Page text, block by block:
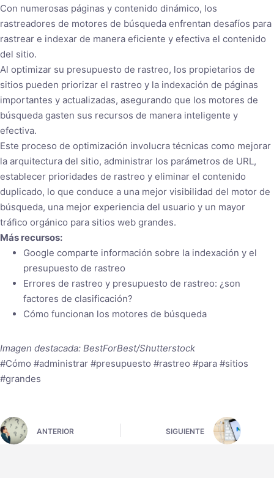
Con numerosas páginas y contenido dinámico, los
rastreadores de motores de búsqueda enfrentan desafíos para
rastrear e indexar de manera eficiente y efectiva el contenido
del sitio.
Al optimizar su presupuesto de rastreo, los propietarios de
sitios pueden priorizar el rastreo y la indexación de páginas
importantes y actualizadas, asegurando que los motores de
búsqueda gasten sus recursos de manera inteligente y
efectiva.
Este proceso de optimización involucra técnicas como mejorar
la arquitectura del sitio, administrar los parámetros de URL,
establecer prioridades de rastreo y eliminar el contenido
duplicado, lo que conduce a una mejor visibilidad del motor de
búsqueda, una mejor experiencia del usuario y un mayor
tráfico orgánico para sitios web grandes.
Más recursos:
Google comparte información sobre la indexación y el
presupuesto de rastreo
Errores de rastreo y presupuesto de rastreo: ¿son
factores de clasificación?
Cómo funcionan los motores de búsqueda
Imagen destacada: BestForBest/Shutterstock
#Cómo #administrar #presupuesto #rastreo #para #sitios
#grandes
ANTERIOR SIGUIENTE